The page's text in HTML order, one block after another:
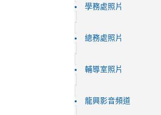
學務處照片
總務處照片
輔導室照片
龍興影音頻道